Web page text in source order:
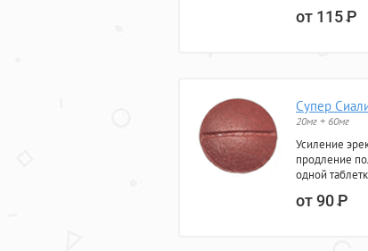
от 115Р
Супер
20мг + 60мг
Усиление
продление
одной
от 90Р